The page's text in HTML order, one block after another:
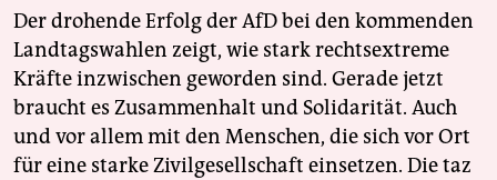
Der drohende Erfolg der AfD bei den kommenden
Landtagswahlen zeigt, wie stark rechtsextreme
Kräfte inzwischen geworden sind. Gerade jetzt
braucht es Zusammenhalt und Solidarität. Auch
und vor allem mit den Menschen, die sich vor Ort
für eine starke Zivilgesellschaft einsetzen. Die taz